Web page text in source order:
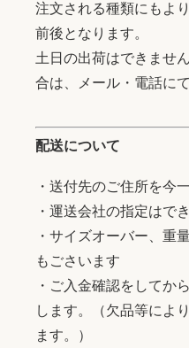
注文される種類にもよ
前後となります。
土日の出荷はできませ
合は、メール・電話に
配送について
・送付先のご住所を今
・運送会社の指定はで
・サイズオーバー、重
もごさいます
・ご入金確認をしてか
します。（欠品等によ
ます。）